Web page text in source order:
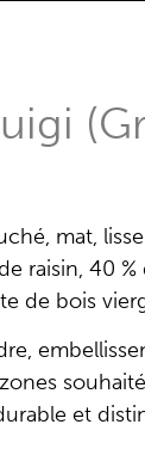
mat,
raisin, 40
de bois
et